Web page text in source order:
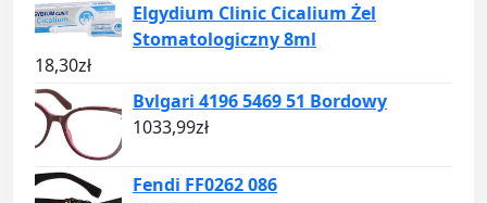
Elgydium Clinic Cicalium Żel
Stomatologiczny 8ml
18,30zł
Bvlgari 4196 5469 51 Bordowy
1033,99zł
Fendi FF0262 086